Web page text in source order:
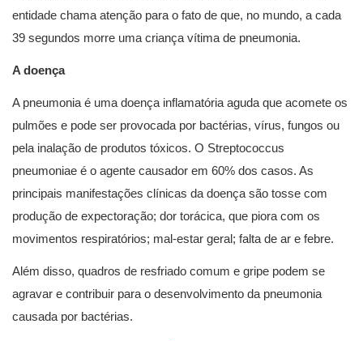
entidade chama atenção para o fato de que, no mundo, a cada
39 segundos morre uma criança vítima de pneumonia.
A doença
A pneumonia é uma doença inflamatória aguda que acomete os
pulmões e pode ser provocada por bactérias, vírus, fungos ou
pela inalação de produtos tóxicos. O Streptococcus
pneumoniae é o agente causador em 60% dos casos. As
principais manifestações clínicas da doença são tosse com
produção de expectoração; dor torácica, que piora com os
movimentos respiratórios; mal-estar geral; falta de ar e febre.
Além disso, quadros de resfriado comum e gripe podem se
agravar e contribuir para o desenvolvimento da pneumonia
causada por bactérias.